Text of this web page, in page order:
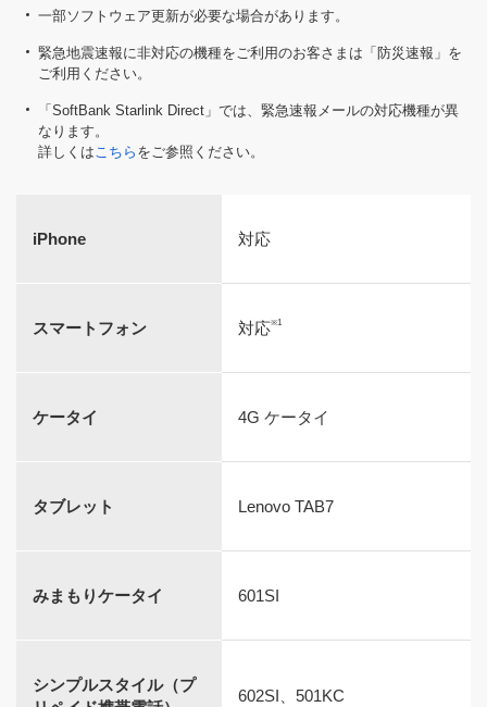
アプリケーションが標準搭載されております。
り「緊急速報メールアプリ」をダウンロードしてご利用ください
（同アプリケーションをインストールしなくても利用可能ですが、
受信一覧や設定ページがスムーズにご利用いただけます）。
緊急速報メールアプリをタップ
→ [MENU]キー
地震速報」アプリケーションの受信設定から「利用する／し
一部ソフトウェア更新が必要な場合があります。
緊急地震速報に非対応の機種をご利用のお客さまは「防災速報」を
ご利用ください。
「SoftBank Starlink Direct」では、緊急速報メールの対応機種が異
なります。
詳しくはこちら をご参照ください。
iPhone 対応
スマートフォン 対応※1
ケータイ 4G ケータイ
タブレット Lenovo TAB7
みまもりケータイ 601SI
シンプルスタイル（プ
602SI、501KC